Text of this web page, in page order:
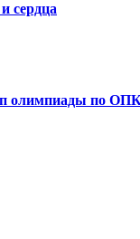
сердца
олимпиады по